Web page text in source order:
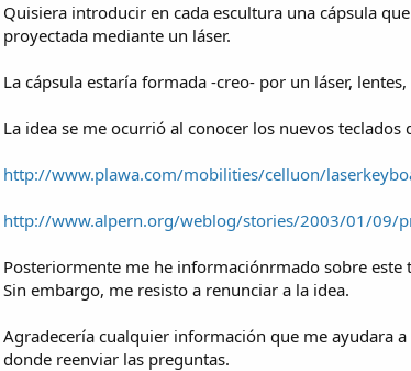
Quisiera introducir en cada escultura una cápsula
proyectada mediante un láser.
La cápsula estaría formada -creo- por un láser,
La idea se me ocurrió al conocer los nuevos
http://www.plawa.com/mobilities/celluon/
http://www.alpern.org/weblog/stories/2003/01/09/
Posteriormente me he informaciónrmado sobre
Sin embargo, me resisto a renunciar a la idea.
Agradecería cualquier información que me ayudara
donde reenviar las preguntas.